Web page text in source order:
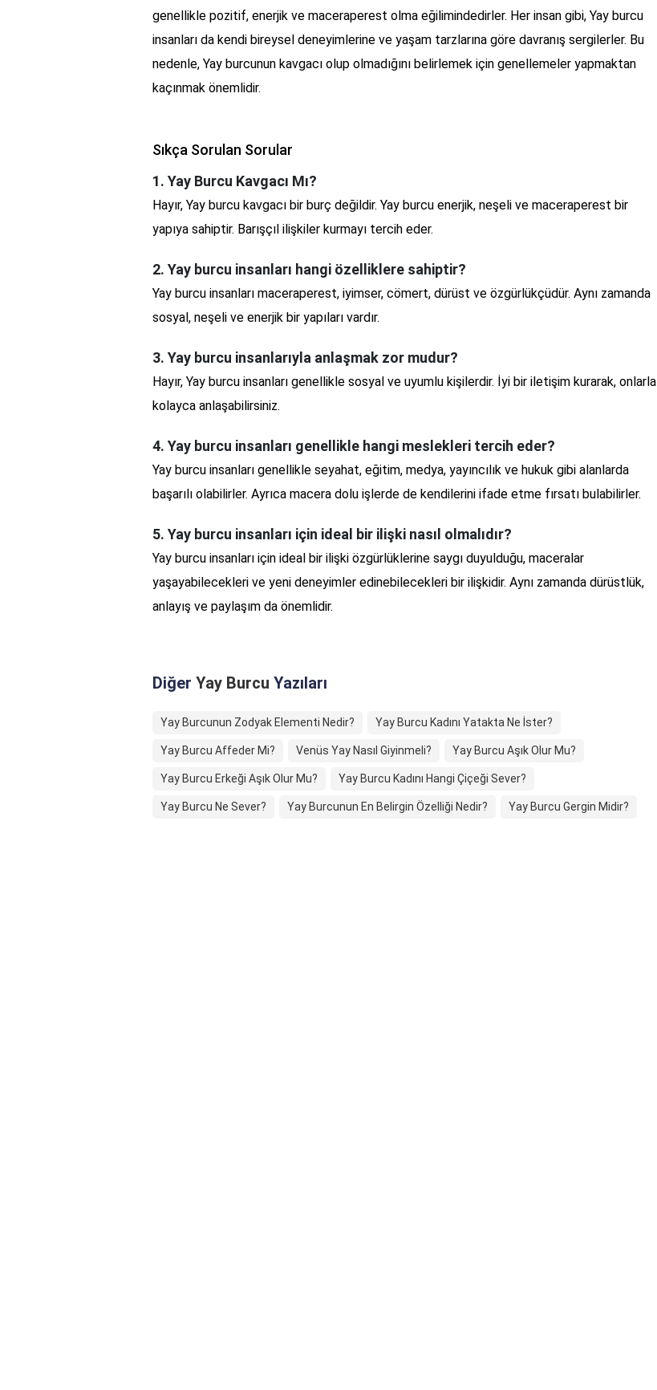
genellikle pozitif, enerjik ve maceraperest olma eğilimindedirler. Her insan gibi, Yay burcu
insanları da kendi bireysel deneyimlerine ve yaşam tarzlarına göre davranış sergilerler. Bu
nedenle, Yay burcunun kavgacı olup olmadığını belirlemek için genellemeler yapmaktan
kaçınmak önemlidir.
Sıkça Sorulan Sorular
1. Yay Burcu Kavgacı Mı?
Hayır, Yay burcu kavgacı bir burç değildir. Yay burcu enerjik, neşeli ve maceraperest bir
yapıya sahiptir. Barışçıl ilişkiler kurmayı tercih eder.
2. Yay burcu insanları hangi özelliklere sahiptir?
Yay burcu insanları maceraperest, iyimser, cömert, dürüst ve özgürlükçüdür. Aynı zamanda
sosyal, neşeli ve enerjik bir yapıları vardır.
3. Yay burcu insanlarıyla anlaşmak zor mudur?
Hayır, Yay burcu insanları genellikle sosyal ve uyumlu kişilerdir. İyi bir iletişim kurarak, onlarla
kolayca anlaşabilirsiniz.
4. Yay burcu insanları genellikle hangi meslekleri tercih eder?
Yay burcu insanları genellikle seyahat, eğitim, medya, yayıncılık ve hukuk gibi alanlarda
başarılı olabilirler. Ayrıca macera dolu işlerde de kendilerini ifade etme fırsatı bulabilirler.
5. Yay burcu insanları için ideal bir ilişki nasıl olmalıdır?
Yay burcu insanları için ideal bir ilişki özgürlüklerine saygı duyulduğu, maceralar
yaşayabilecekleri ve yeni deneyimler edinebilecekleri bir ilişkidir. Aynı zamanda dürüstlük,
anlayış ve paylaşım da önemlidir.
Diğer Yay Burcu Yazıları
Yay Burcunun Zodyak Elementi Nedir? Yay Burcu Kadını Yatakta Ne İster?
Yay Burcu Affeder Mi? Venüs Yay Nasıl Giyinmeli? Yay Burcu Aşık Olur Mu?
Yay Burcu Erkeği Aşık Olur Mu? Yay Burcu Kadını Hangi Çiçeği Sever?
Yay Burcu Ne Sever? Yay Burcunun En Belirgin Özelliği Nedir? Yay Burcu Gergin Midir?